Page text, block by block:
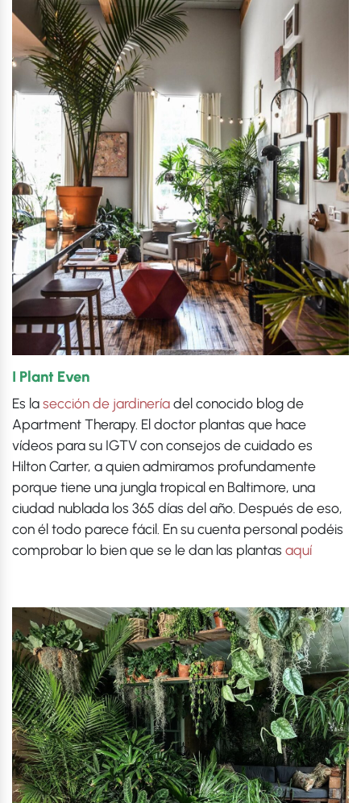
I Plant Even
Es lasección de jardineríadel conocido blog de
Apartment Therapy. El doctor plantas que hace
vídeos para su IGTV con consejos de cuidado es
Hilton Carter, a quien admiramos profundamente
porque tiene una jungla tropical en Baltimore, una
ciudad nublada los 365 días del año. Después de eso,
con él todo parece fácil. En su cuenta personal podéis
comprobar lo bien que se le dan las plantas aquí